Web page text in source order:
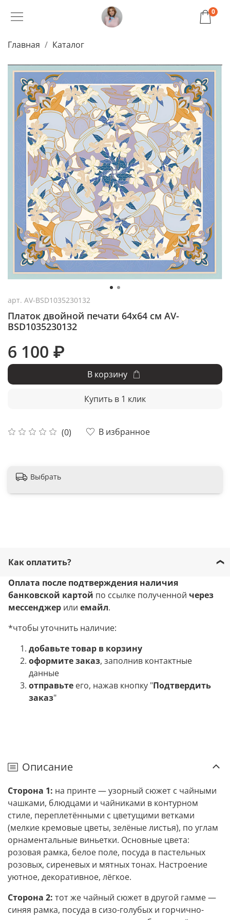
0
Главная Каталог
арт. AV-BSD1035230132
Платок двойной печати 64x64 см AV-
BSD1035230132
(0) В избранное
6 100 ₽
В корзину
Купить в 1 клик
Выбрать
Как оплатить?
Оплата после подтверждения наличия
банковской картой по ссылке полученной через
мессенджер или емайл.
*чтобы уточнить наличие:
добавьте товар в корзину
оформите заказ, заполнив контактные
данные
отправьте его, нажав кнопку "Подтвердить
заказ"
Описание
Сторона 1: на принте — узорный сюжет с чайными
чашками, блюдцами и чайниками в контурном
стиле, переплетёнными с цветущими ветками
(мелкие кремовые цветы, зелёные листья), по углам
орнаментальные виньетки. Основные цвета:
розовая рамка, белое поле, посуда в пастельных
розовых, сиреневых и мятных тонах. Настроение
уютное, декоративное, лёгкое.
Сторона 2: тот же чайный сюжет в другой гамме —
синяя рамка, посуда в сизо-голубых и горчично-